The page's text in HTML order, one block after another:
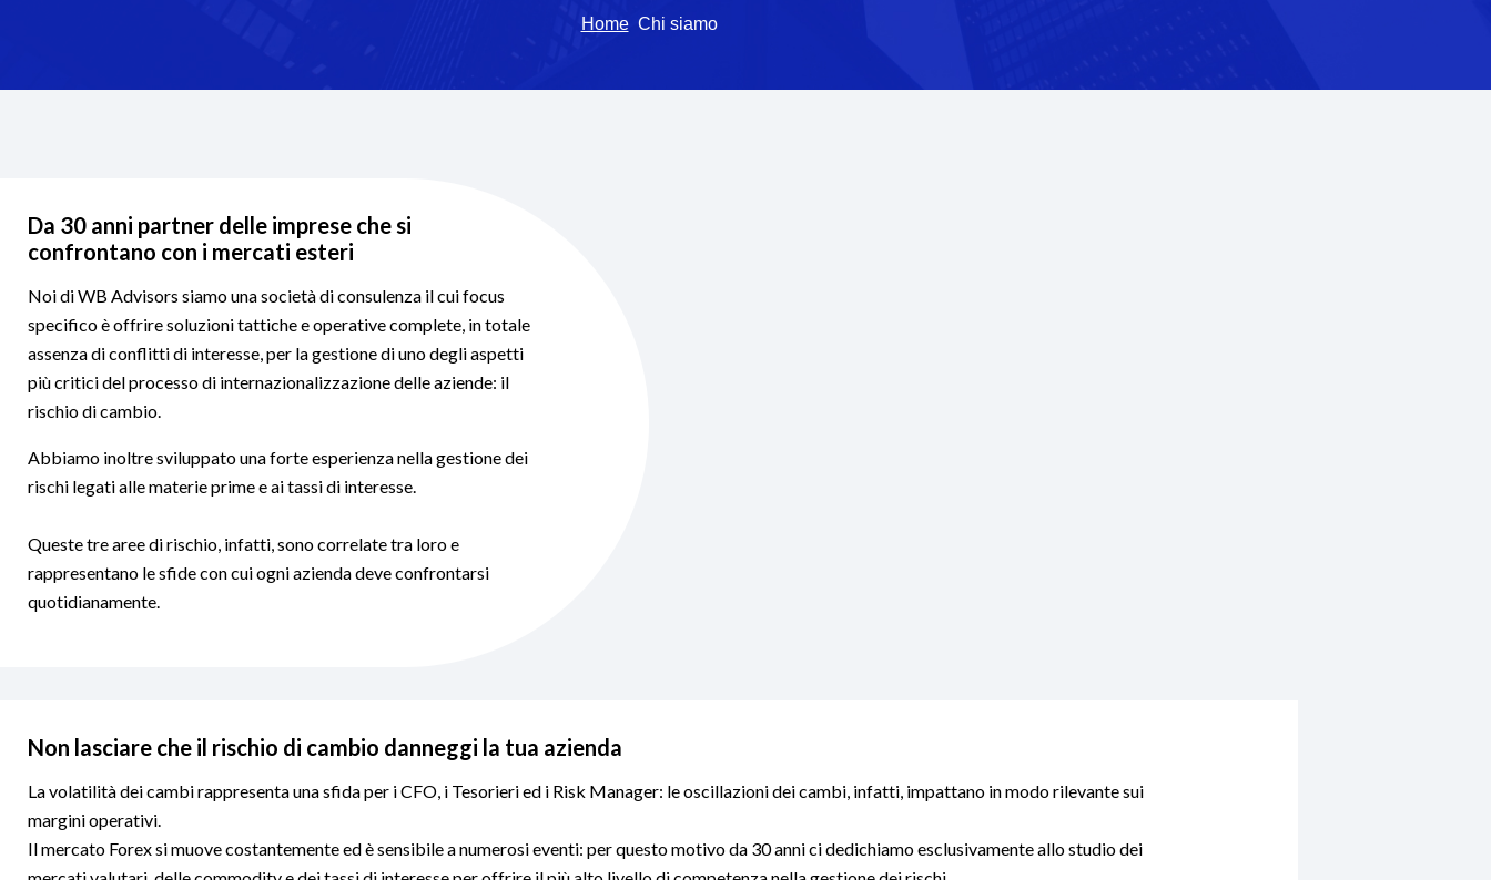
Home Chi siamo
Da 30 anni partner delle imprese che si
confrontano con i mercati esteri
Noi di WB Advisors siamo una società di consulenza il cui focus
specifico è offrire soluzioni tattiche e operative complete, in totale
assenza di conflitti di interesse, per la gestione di uno degli aspetti
più critici del processo di internazionalizzazione delle aziende: il
rischio di cambio.
Abbiamo inoltre sviluppato una forte esperienza nella gestione dei
rischi legati alle materie prime e ai tassi di interesse.
Queste tre aree di rischio, infatti, sono correlate tra loro e
rappresentano le sfide con cui ogni azienda deve confrontarsi
quotidianamente.
Non lasciare che il rischio di cambio danneggi la tua azienda
La volatilità dei cambi rappresenta una sfida per i CFO, i Tesorieri ed i Risk Manager: le oscillazioni dei cambi, infatti, impattano in modo rilevante sui
margini operativi.
Il mercato Forex si muove costantemente ed è sensibile a numerosi eventi: per questo motivo da 30 anni ci dedichiamo esclusivamente allo studio dei